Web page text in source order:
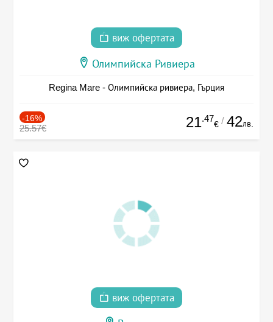
виж офертата
Олимпийска Ривиера
Regina Mare - Олимпийска ривиера, Гърция
-16%
25.57€ 21.47
€ / 42лв.
виж офертата